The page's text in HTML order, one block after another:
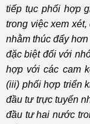
tiếp tục phối hợp
trong việc xem
nhằm thúc đẩy
đặc biệt đối với
hợp với các cam
(iii) phối hợp triển
đầu tư trực tuyến
đầu tư hai nước